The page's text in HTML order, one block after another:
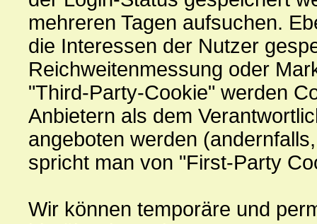
mehreren Tagen aufsuchen.
die Interessen der Nutzer
Reichweitenmessung oder
"Third-Party-Cookie" werden
Anbietern als dem
angeboten werden
spricht man von "First-Party
Wir können temporäre und